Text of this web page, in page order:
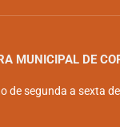
MUNICIPAL DE
de segunda a sexta